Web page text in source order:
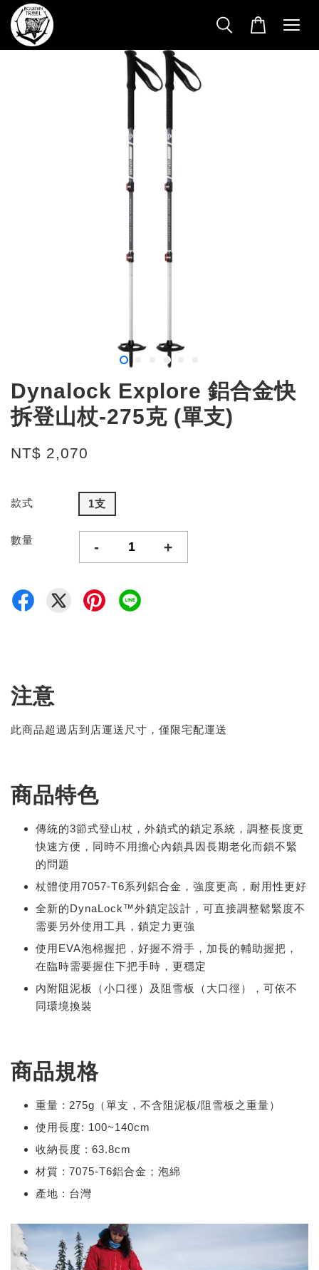
Dynalock Explore 鋁合金快
拆登山杖-275克 (單支)
NT$ 2,070
款式 1支
數量 - +
注意
此商品超過店到店運送尺寸，僅限宅配運送
商品特色
傳統的3節式登山杖，外鎖式的鎖定系統，調整長度更
快速方便，同時不用擔心內鎖具因長期老化而鎖不緊
的問題
杖體使用7057-T6系列鋁合金，強度更高，耐用性更好
全新的DynaLock™外鎖定設計，可直接調整鬆緊度不
需要另外使用工具，鎖定力更強
使用EVA泡棉握把，好握不滑手，加長的輔助握把，
在臨時需要握住下把手時，更穩定
內附阻泥板（小口徑）及阻雪板（大口徑），可依不
同環境換裝
商品規格
重量 : 275g（單支，不含阻泥板/阻雪板之重量）
使用長度: 100~140cm
收納長度 : 63.8cm
材質 : 7075-T6鋁合金；泡綿
產地 : 台灣